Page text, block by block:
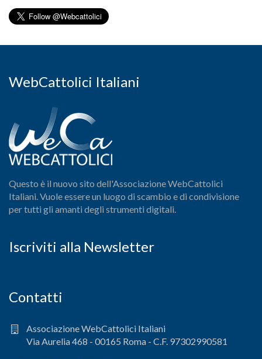
WebCattolici Italiani
Questo è il nuovo sito dell'Associazione WebCattolici
Italiani. Vuole essere un luogo di scambio e di condivisione
per tutti gli amanti degli strumenti digitali.
Iscriviti alla Newsletter
Contatti
Associazione WebCattolici Italiani
Via Aurelia 468 - 00165 Roma - C.F. 97302990581